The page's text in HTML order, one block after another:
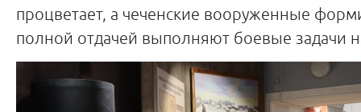
процветает, а чеченские вооруженные
полной отдачей выполняют боевые задачи